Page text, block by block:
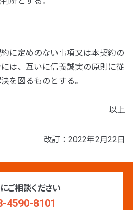
に定めのない事項又は本契約の
は、互いに信義誠実の原則に従
を図るものとする。
以上
改訂：2022年2月22日
ご相談ください
4590-8101